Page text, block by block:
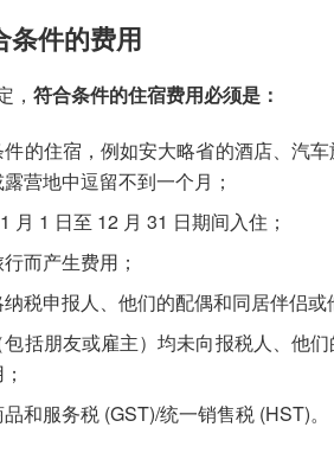
条件的费用
， 符合条件的住宿费用必须是：
的住宿，例如安大略省的酒店、汽
营地中逗留不到一个月；
月 1 日至 12 月 31 日期间入住；
而产生费用；
税申报人、他们的配偶和同居伴侣或
括朋友或雇主）均未向报税人、他
和服务税 (GST)/统一销售税 (HST)。